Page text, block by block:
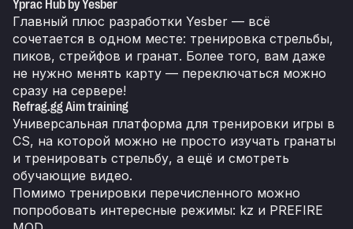
Yprac Hub by Yesber
Главный плюс разработки Yesber — всё
сочетается в одном месте: тренировка стрельбы,
пиков, стрейфов и гранат. Более того, вам даже
не нужно менять карту — переключаться можно
сразу на сервере!
Refrag.gg Aim training
Универсальная платформа для тренировки игры в
CS, на которой можно не просто изучать гранаты
и тренировать стрельбу, а ещё и смотреть
обучающие видео.
Помимо тренировки перечисленного можно
попробовать интересные режимы: kz и PREFIRE